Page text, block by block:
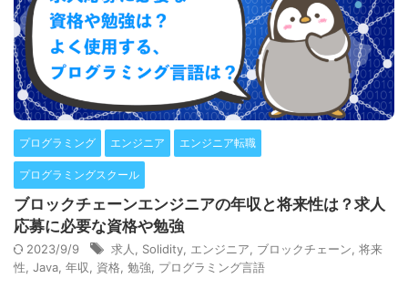
プログラミング エンジニア エンジニア転職
プログラミングスクール
ブロックチェーンエンジニアの年収と将来性は？求人
応募に必要な資格や勉強
2023/9/9 求人, Solidity, エンジニア, ブロックチェーン, 将来
性, Java, 年収, 資格, 勉強, プログラミング言語